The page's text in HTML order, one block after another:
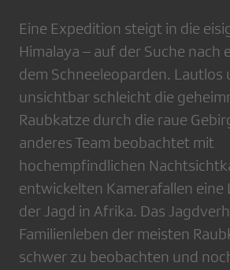
Eine Expedition steigt in die
Himalaya – auf der Suche nach
dem Schneeleoparden. Lautlos
unsichtbar schleicht die
Raubkatze durch die raue
anderes Team beobachtet mit
hochempfindlichen
entwickelten Kamerafallen eine
der Jagd in Afrika. Das
Familienleben der meisten
schwer zu beobachten und